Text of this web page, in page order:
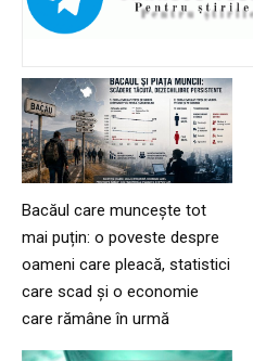
Bacăul care muncește tot
mai puțin: o poveste despre
oameni care pleacă, statistici
care scad și o economie
care rămâne în urmă